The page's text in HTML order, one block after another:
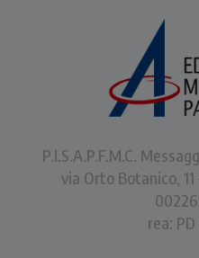
P.I.S.A.P.F.M.C.
via Orto Botanico, 11
rea: